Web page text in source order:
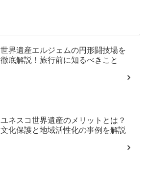
世界遺産エルジェムの円形闘技場を
徹底解説！旅行前に知るべきこと
ユネスコ世界遺産のメリットとは？
文化保護と地域活性化の事例を解説